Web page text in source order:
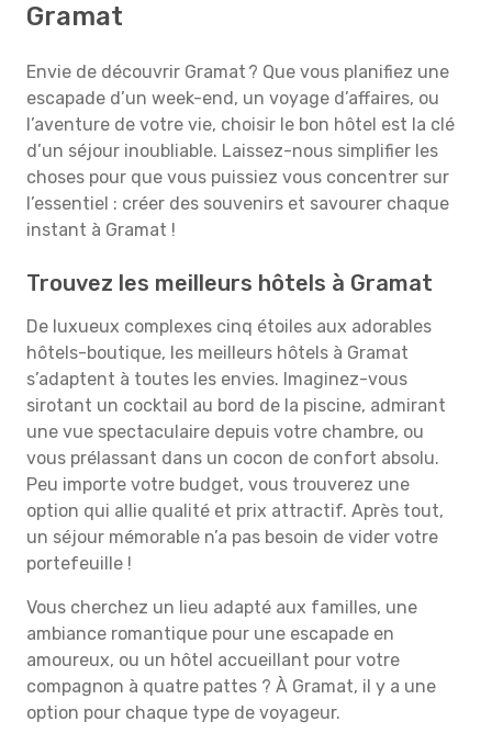
Gramat
Envie de découvrir Gramat ? Que vous planifiez une
escapade d’un week-end, un voyage d’affaires, ou
l’aventure de votre vie, choisir le bon hôtel est la clé
d’un séjour inoubliable. Laissez-nous simplifier les
choses pour que vous puissiez vous concentrer sur
l’essentiel : créer des souvenirs et savourer chaque
instant à Gramat !
Trouvez les meilleurs hôtels à Gramat
De luxueux complexes cinq étoiles aux adorables
hôtels-boutique, les meilleurs hôtels à Gramat
s’adaptent à toutes les envies. Imaginez-vous
sirotant un cocktail au bord de la piscine, admirant
une vue spectaculaire depuis votre chambre, ou
vous prélassant dans un cocon de confort absolu.
Peu importe votre budget, vous trouverez une
option qui allie qualité et prix attractif. Après tout,
un séjour mémorable n’a pas besoin de vider votre
portefeuille !
Vous cherchez un lieu adapté aux familles, une
ambiance romantique pour une escapade en
amoureux, ou un hôtel accueillant pour votre
compagnon à quatre pattes ? À Gramat, il y a une
option pour chaque type de voyageur.